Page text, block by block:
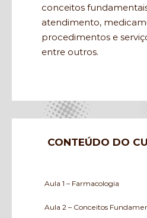
conceitos
atendimento,
procedimentos e
entre outros.
CONTEÚDO DO
Aula 1 – Farmacologia
Aula 2 – Conceitos